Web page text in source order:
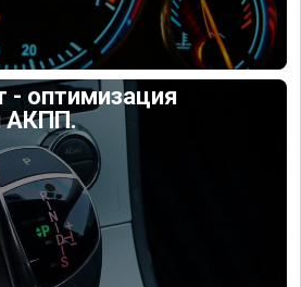
- оптимизация
АКПП.